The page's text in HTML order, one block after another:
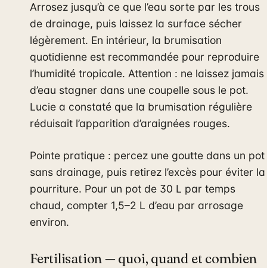
Arrosez jusqu’à ce que l’eau sorte par les trous
de drainage, puis laissez la surface sécher
légèrement. En intérieur, la brumisation
quotidienne est recommandée pour reproduire
l’humidité tropicale. Attention : ne laissez jamais
d’eau stagner dans une coupelle sous le pot.
Lucie a constaté que la brumisation régulière
réduisait l’apparition d’araignées rouges.
Pointe pratique : percez une goutte dans un pot
sans drainage, puis retirez l’excès pour éviter la
pourriture. Pour un pot de 30 L par temps
chaud, compter 1,5–2 L d’eau par arrosage
environ.
Fertilisation — quoi, quand et combien